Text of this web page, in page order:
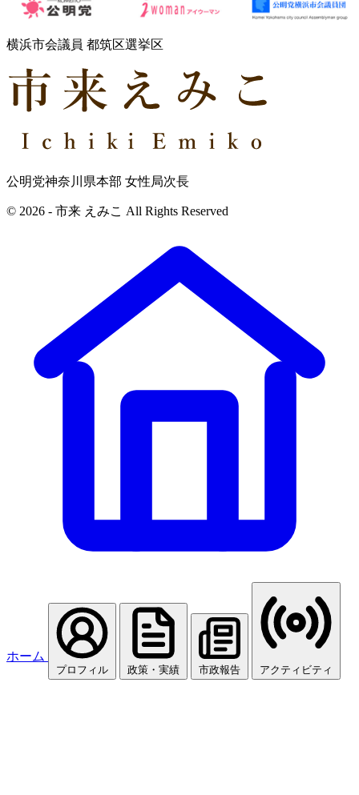
横浜市会議員 都筑区選挙区
公明党神奈川県本部 女性局次長
© 2026 - 市来 えみこ All Rights Reserved
ホーム
プロフィル 政策・実績 市政報告 アクティビティ